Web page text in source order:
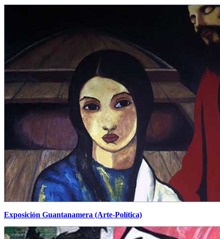
Exposición Guantanamera (Arte-Política)